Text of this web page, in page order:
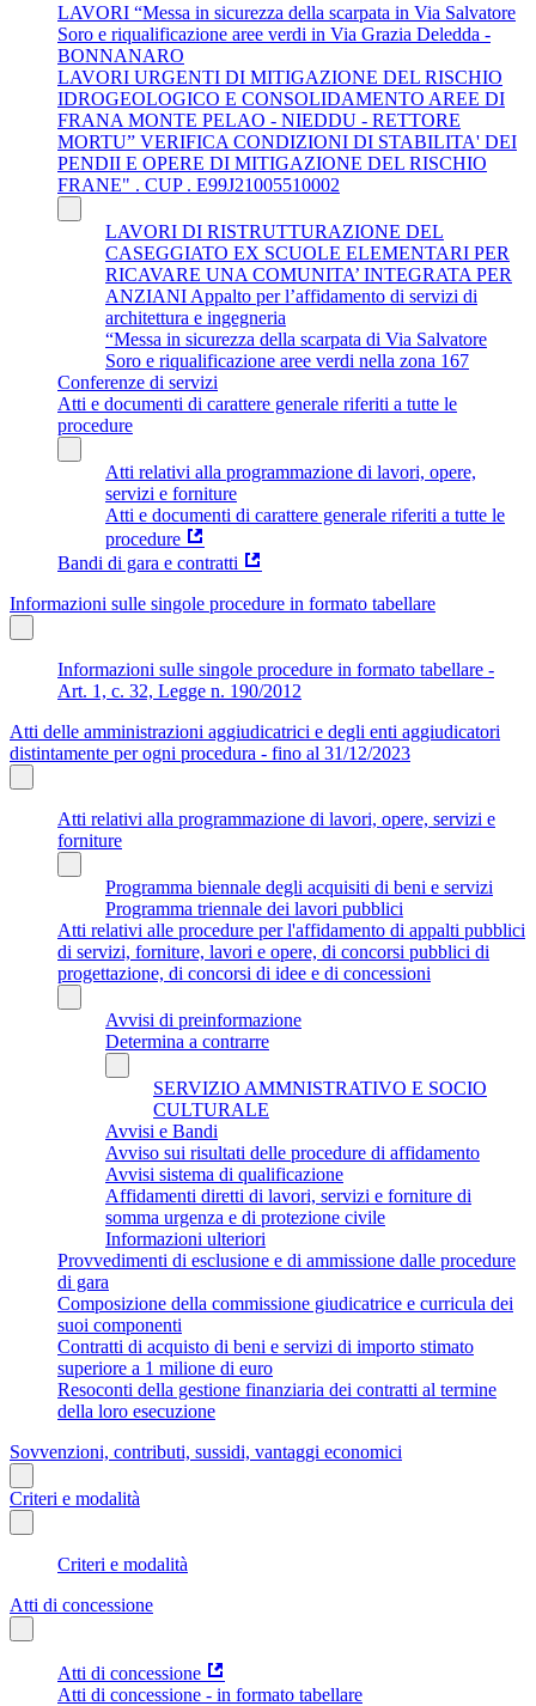
LAVORI “Messa in sicurezza della scarpata in Via Salvatore
Soro e riqualificazione aree verdi in Via Grazia Deledda -
BONNANARO
LAVORI URGENTI DI MITIGAZIONE DEL RISCHIO
IDROGEOLOGICO E CONSOLIDAMENTO AREE DI
FRANA MONTE PELAO - NIEDDU - RETTORE
MORTU” VERIFICA CONDIZIONI DI STABILITA' DEI
PENDII E OPERE DI MITIGAZIONE DEL RISCHIO
FRANE" . CUP . E99J21005510002
LAVORI DI RISTRUTTURAZIONE DEL
CASEGGIATO EX SCUOLE ELEMENTARI PER
RICAVARE UNA COMUNITA’ INTEGRATA PER
ANZIANI Appalto per l’affidamento di servizi di
architettura e ingegneria
“Messa in sicurezza della scarpata di Via Salvatore
Soro e riqualificazione aree verdi nella zona 167
Conferenze di servizi
Atti e documenti di carattere generale riferiti a tutte le
procedure
Atti relativi alla programmazione di lavori, opere,
servizi e forniture
Atti e documenti di carattere generale riferiti a tutte le
procedure
Bandi di gara e contratti
Informazioni sulle singole procedure in formato tabellare
Informazioni sulle singole procedure in formato tabellare -
Art. 1, c. 32, Legge n. 190/2012
Atti delle amministrazioni aggiudicatrici e degli enti aggiudicatori
distintamente per ogni procedura - fino al 31/12/2023
Atti relativi alla programmazione di lavori, opere, servizi e
forniture
Programma biennale degli acquisiti di beni e servizi
Programma triennale dei lavori pubblici
Atti relativi alle procedure per l'affidamento di appalti pubblici
di servizi, forniture, lavori e opere, di concorsi pubblici di
progettazione, di concorsi di idee e di concessioni
Avvisi di preinformazione
Determina a contrarre
SERVIZIO AMMNISTRATIVO E SOCIO
CULTURALE
Avvisi e Bandi
Avviso sui risultati delle procedure di affidamento
Avvisi sistema di qualificazione
Affidamenti diretti di lavori, servizi e forniture di
somma urgenza e di protezione civile
Informazioni ulteriori
Provvedimenti di esclusione e di ammissione dalle procedure
di gara
Composizione della commissione giudicatrice e curricula dei
suoi componenti
Contratti di acquisto di beni e servizi di importo stimato
superiore a 1 milione di euro
Resoconti della gestione finanziaria dei contratti al termine
della loro esecuzione
Sovvenzioni, contributi, sussidi, vantaggi economici
Criteri e modalità
Criteri e modalità
Atti di concessione
Atti di concessione
Atti di concessione - in formato tabellare